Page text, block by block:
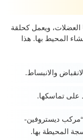
العضلات، ويعمل كحلقة
المحيط بها. هذا
والانبساط.
على تماسكها.
ديستروفين-
المحيطة بها.